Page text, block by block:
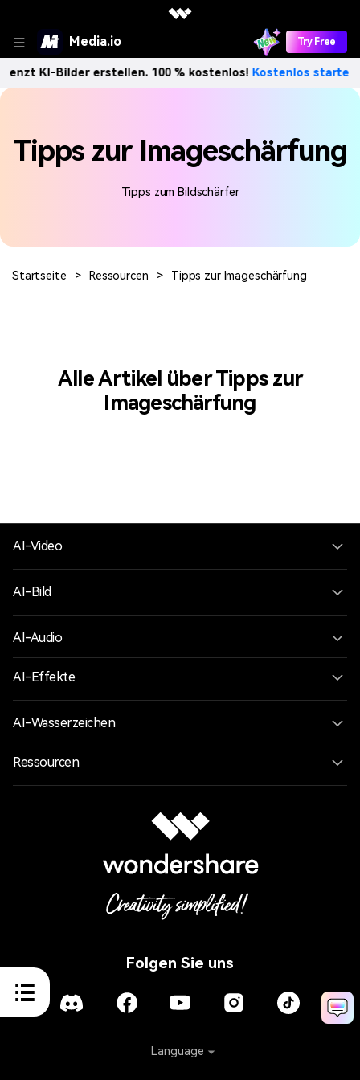
Media.io Try Free
KI-Bilder erstellen. 100 % kostenlos!Kostenlos
Tipps zur Imageschärfung
Tipps zum Bildschärfer
Startseite > Ressourcen > Tipps zur Imageschärfung
Alle Artikel über Tipps zur
Imageschärfung
Folgen Sie uns
AI-Video
AI-Bild
AI-Audio
AI-Effekte
AI-Wasserzeichen
Ressourcen
Language